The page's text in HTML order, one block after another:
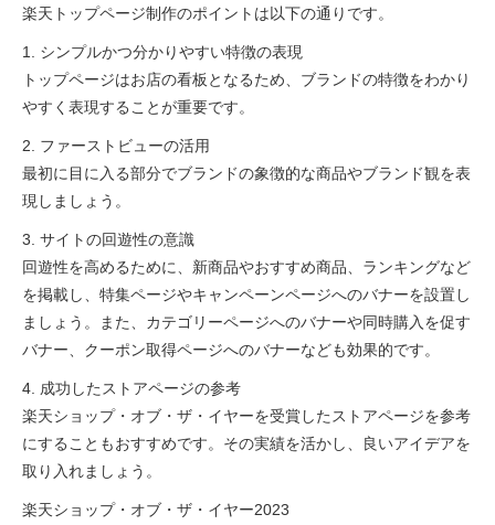
楽天トップページ制作のポイントは以下の通りです。
1. シンプルかつ分かりやすい特徴の表現
トップページはお店の看板となるため、ブランドの特徴をわかり
やすく表現することが重要です。
2. ファーストビューの活用
最初に目に入る部分でブランドの象徴的な商品やブランド観を表
現しましょう。
3. サイトの回遊性の意識
回遊性を高めるために、新商品やおすすめ商品、ランキングなど
を掲載し、特集ページやキャンペーンページへのバナーを設置し
ましょう。また、カテゴリーページへのバナーや同時購入を促す
バナー、クーポン取得ページへのバナーなども効果的です。
4. 成功したストアページの参考
​​​​​​​楽天ショップ・オブ・ザ・イヤーを受賞したストアページを参考
にすることもおすすめです。その実績を活かし、良いアイデアを
取り入れましょう。
楽天ショップ・オブ・ザ・イヤー2023